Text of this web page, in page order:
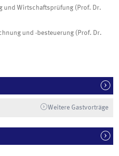
und Wirtschaftsprüfung (Prof. Dr.
und -besteuerung (Prof. Dr.
Weitere Gastvorträge